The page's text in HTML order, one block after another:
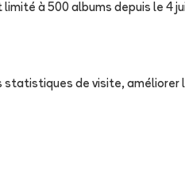
à 500 albums depuis le 4
statistiques de visite,